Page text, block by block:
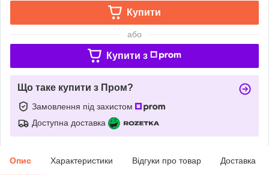
Купити
або
Купити з
Що таке купити з Пром?
Замовлення під захистом
Доступна доставка
Опис Характеристики Відгуки про товар Доставка